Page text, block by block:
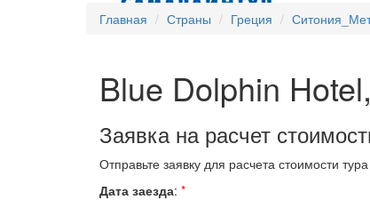
Главная Страны Греция
Blue Dolphin
Заявка на расчет
Отправьте заявку для расчета стоимости
Дата заезда: *